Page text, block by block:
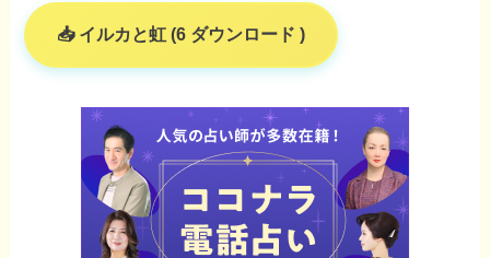
イルカと虹 (6 ダウンロード )